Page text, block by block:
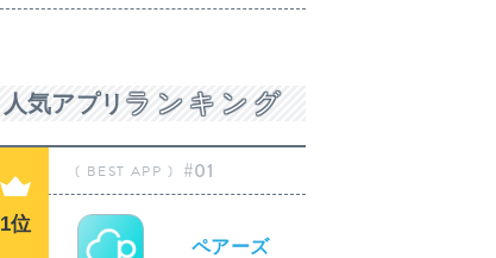
人気アプリ ランキング
1位
#01
ペアーズ